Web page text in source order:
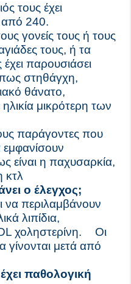
τους έχει
από 240.
γονείς τους ή τους
τους, ή τα
παρουσιάσει
στηθάγχη,
θάνατο,
μικρότερη των
παράγοντες που
είναι η παχυσαρκία,
κτλ
ο έλεγχος;
να περιλαμβάνουν
λιπίδια,
χοληστερίνη. Οι
γίνονται μετά από
παθολογική